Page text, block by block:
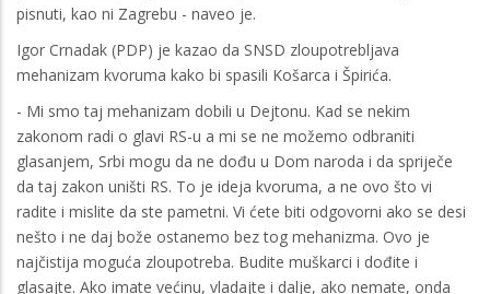
pisnuti, kao ni Zagrebu - naveo je.
Igor Crnadak (PDP) je kazao da SNSD zloupotrebljava
mehanizam kvoruma kako bi spasili Košarca i Špirića.
- Mi smo taj mehanizam dobili u Dejtonu. Kad se nekim
zakonom radi o glavi RS-u a mi se ne možemo odbraniti
glasanjem, Srbi mogu da ne dođu u Dom naroda i da spriječe
da taj zakon uništi RS. To je ideja kvoruma, a ne ovo što vi
radite i mislite da ste pametni. Vi ćete biti odgovorni ako se desi
nešto i ne daj bože ostanemo bez tog mehanizma. Ovo je
najčistija moguća zloupotreba. Budite muškarci i dođite i
glasajte. Ako imate većinu, vladajte i dalje, ako nemate, onda